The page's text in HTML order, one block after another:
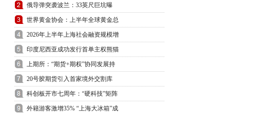
未
俄导弹突袭波兰：33英尺巨坑曝
光，北
世界黄金协会：上半年全球黄金总
需
2026年上半年上海社会融资规模增
加
印度尼西亚成功发行首单主权熊猫
债
上期所：“期货+期权”协同发展持
续
20号胶期货引入首家境外交割库
交割
科创板开市七周年：“硬科技”矩阵
外籍游客激增35% “上海大冰箱”成